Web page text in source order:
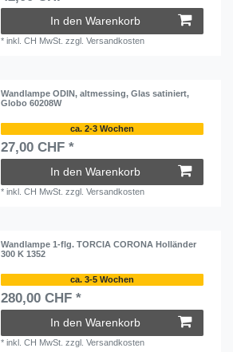
In den Warenkorb
*inkl. CH MwSt. zzgl.Versandkosten
Wandlampe ODIN, altmessing, Glas satiniert,
Globo 60208W
ca. 2-3 Wochen
27,00 CHF *
In den Warenkorb
*inkl. CH MwSt. zzgl.Versandkosten
Wandlampe 1-flg. TORCIA CORONA Holländer
300 K 1352
ca. 3-5 Wochen
280,00 CHF *
In den Warenkorb
*inkl. CH MwSt. zzgl.Versandkosten